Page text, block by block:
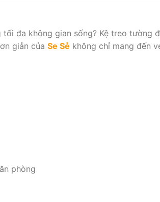
đa không gian sống? Kệ treo
giản của Se Sẻ không chỉ mang đến
phòng